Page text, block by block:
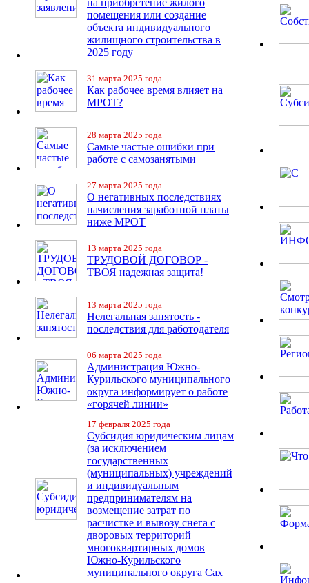
на приобретение жилого
помещения или создание
объекта индивидуального
жилищного строительства в
2025 году
31 марта 2025 года
Как рабочее время влияет на
МРОТ?
28 марта 2025 года
Самые частые ошибки при
работе с самозанятыми
27 марта 2025 года
О негативных последствиях
начисления заработной платы
ниже МРОТ
13 марта 2025 года
ТРУДОВОЙ ДОГОВОР -
ТВОЯ надежная защита!
13 марта 2025 года
Нелегальная занятость -
последствия для работодателя
06 марта 2025 года
Администрация Южно-
Курильского муниципального
округа информирует о работе
«горячей линии»
17 февраля 2025 года
Субсидия юридическим лицам
(за исключением
государственных
(муниципальных) учреждений
и индивидуальным
предпринимателям на
возмещение затрат по
расчистке и вывозу снега с
дворовых территорий
многоквартирных домов
Южно-Курильского
муниципального округа Сах